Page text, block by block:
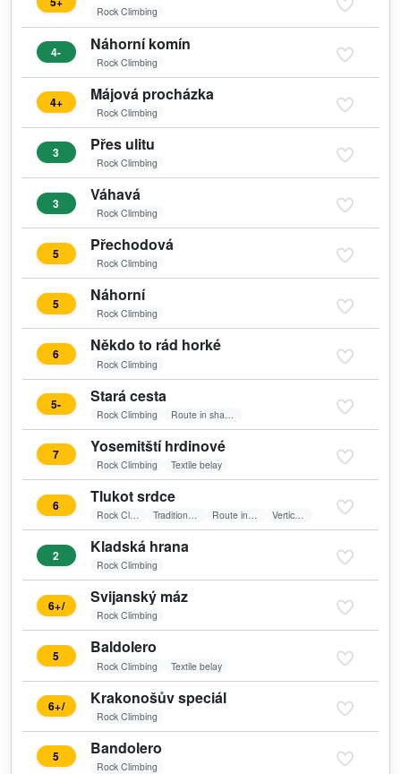
Rock Climbing
4- Náhorní komín
Rock Climbing
4+ Májová procházka
Rock Climbing
3 Přes ulitu
Rock Climbing
3 Váhavá
Rock Climbing
5 Přechodová
Rock Climbing
5 Náhorní
Rock Climbing
6 Někdo to rád horké
Rock Climbing
5- Stará cesta
Rock Climbing
7 Yosemitští hrdinové
Rock Climbing Textile belay
6 Tlukot srdce
Rock Climbing Traditional Climbing Route in shadow Vertical wall
2 Kladská hrana
Rock Climbing
6+/ Svijanský máz
Rock Climbing
5 Baldolero
Rock Climbing Textile belay
6+/ Krakonošův speciál
Rock Climbing
5 Bandolero
Rock Climbing